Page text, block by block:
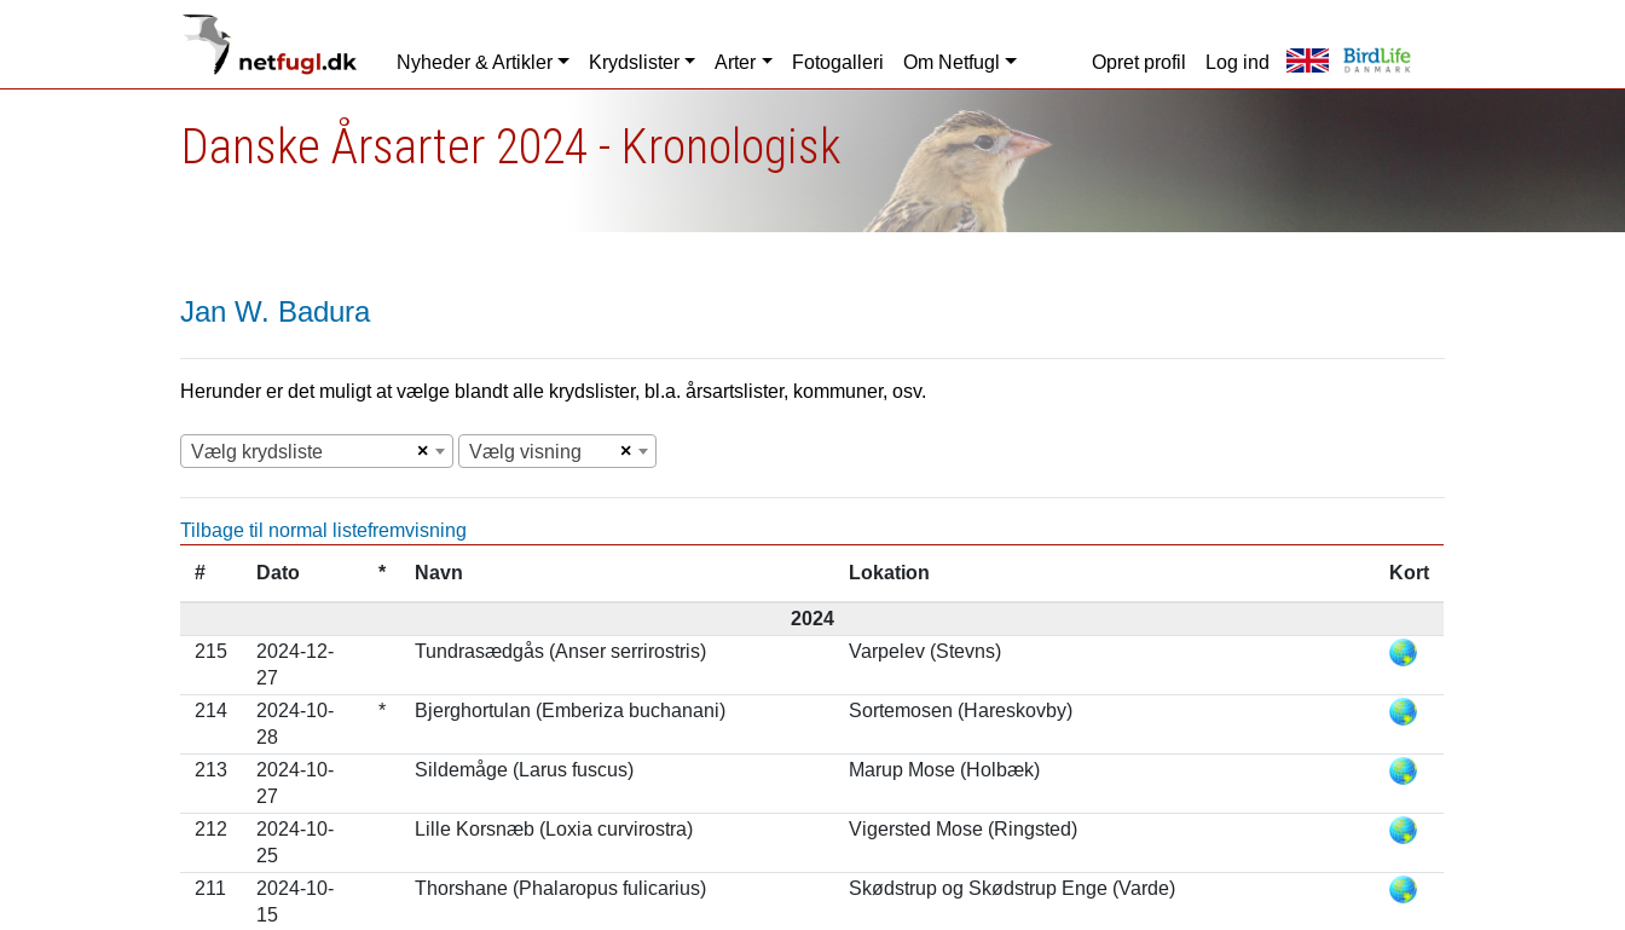
Nyheder & Artikler Krydslister Arter Fotogalleri Om Netfugl Opret profil Log ind
Danske Årsarter 2024 - Kronologisk
Jan W. Badura
Herunder er det muligt at vælge blandt alle krydslister, bl.a. årsartslister, kommuner, osv.
×
Vælg krydsliste ×
Vælg visning
Tilbage til normal listefremvisning
# Dato * Navn Lokation Kort
2024
215
2024-12-
27
Tundrasædgås (Anser serrirostris) Varpelev (Stevns)
214
2024-10-
28
* Bjerghortulan (Emberiza buchanani) Sortemosen (Hareskovby)
213
2024-10-
27
Sildemåge (Larus fuscus) Marup Mose (Holbæk)
212
2024-10-
25
Lille Korsnæb (Loxia curvirostra) Vigersted Mose (Ringsted)
211
2024-10-
15
Thorshane (Phalaropus fulicarius) Skødstrup og Skødstrup Enge (Varde)